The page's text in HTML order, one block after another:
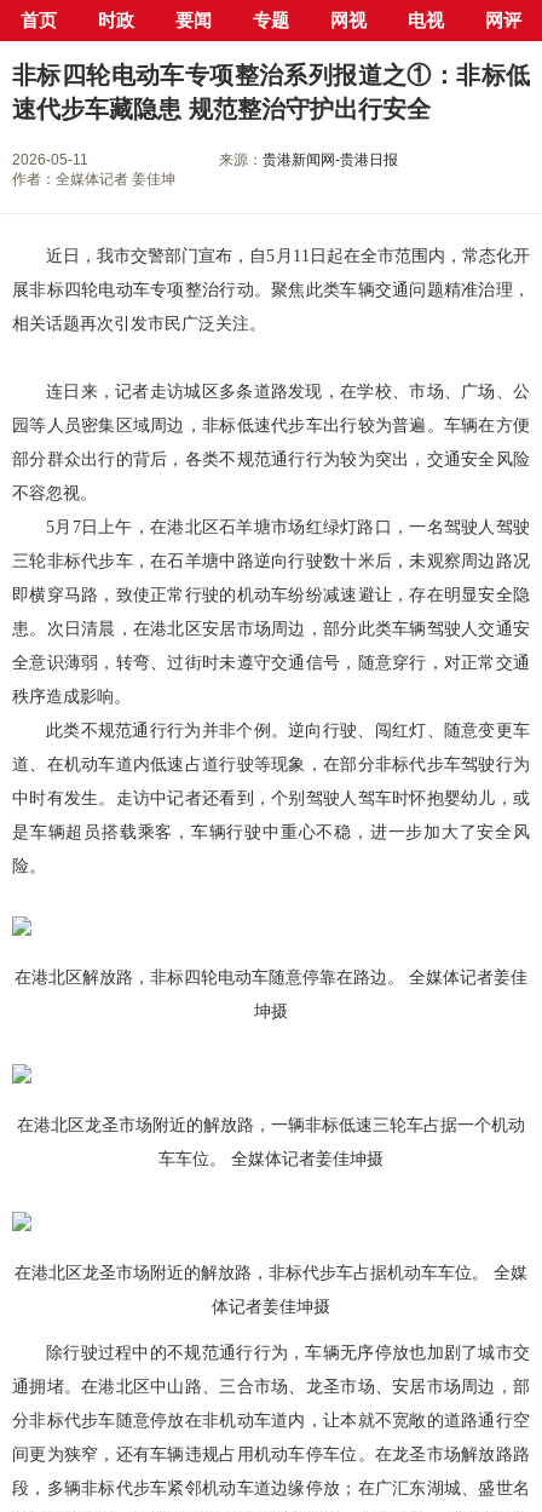
首页 时政 要闻 专题 网视 电视 网评
当前位置： 首页> 新闻中心> 行业> 正文
非标四轮电动车专项整治系列报道之①：非标低
速代步车藏隐患 规范整治守护出行安全
2026-05-11 来源：贵港新闻网-贵港日报
作者：全媒体记者 姜佳坤
近日，我市交警部门宣布，自5月11日起在全市范围内，常态化开
展非标四轮电动车专项整治行动。聚焦此类车辆交通问题精准治理，
相关话题再次引发市民广泛关注。
连日来，记者走访城区多条道路发现，在学校、市场、广场、公
园等人员密集区域周边，非标低速代步车出行较为普遍。车辆在方便
部分群众出行的背后，各类不规范通行行为较为突出，交通安全风险
不容忽视。
5月7日上午，在港北区石羊塘市场红绿灯路口，一名驾驶人驾驶
三轮非标代步车，在石羊塘中路逆向行驶数十米后，未观察周边路况
即横穿马路，致使正常行驶的机动车纷纷减速避让，存在明显安全隐
患。次日清晨，在港北区安居市场周边，部分此类车辆驾驶人交通安
全意识薄弱，转弯、过街时未遵守交通信号，随意穿行，对正常交通
秩序造成影响。
此类不规范通行行为并非个例。逆向行驶、闯红灯、随意变更车
道、在机动车道内低速占道行驶等现象，在部分非标代步车驾驶行为
中时有发生。走访中记者还看到，个别驾驶人驾车时怀抱婴幼儿，或
是车辆超员搭载乘客，车辆行驶中重心不稳，进一步加大了安全风
险。
在港北区解放路，非标四轮电动车随意停靠在路边。 全媒体记者姜佳
坤摄
在港北区龙圣市场附近的解放路，一辆非标低速三轮车占据一个机动
车车位。 全媒体记者姜佳坤摄
在港北区龙圣市场附近的解放路，非标代步车占据机动车车位。 全媒
体记者姜佳坤摄
除行驶过程中的不规范通行行为，车辆无序停放也加剧了城市交
通拥堵。在港北区中山路、三合市场、龙圣市场、安居市场周边，部
分非标代步车随意停放在非机动车道内，让本就不宽敞的道路通行空
间更为狭窄，还有车辆违规占用机动车停车位。在龙圣市场解放路路
段，多辆非标代步车紧邻机动车道边缘停放；在广汇东湖城、盛世名